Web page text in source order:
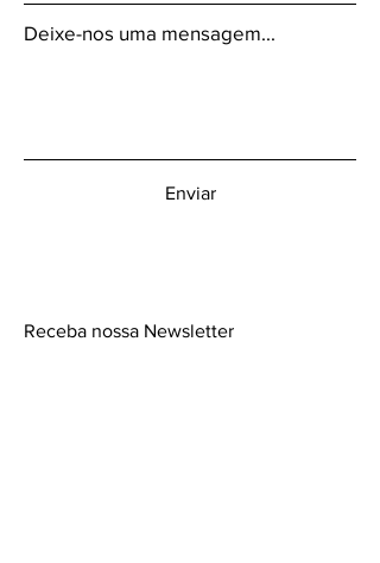
Deixe-nos uma mensagem...
Enviar
Receba nossa Newsletter